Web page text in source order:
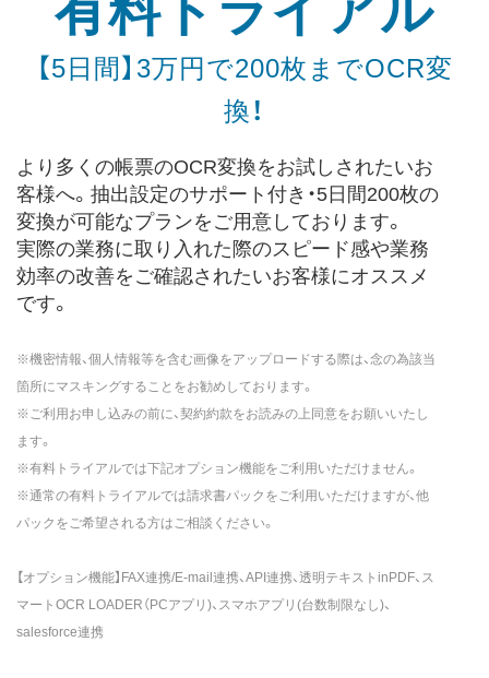
【5日間】3万円で200枚までOCR変
換！
より多くの帳票のOCR変換をお試しされたいお
客様へ。 抽出設定のサポート付き・5日間200枚の
変換が可能なプランをご用意しております。
実際の業務に取り入れた際のスピード感や業務
効率の改善をご確認されたいお客様にオススメ
です。
※機密情報、個人情報等を含む画像をアップロードする際は、念の為該当
箇所にマスキングすることをお勧めしております。
※ご利用お申し込みの前に、契約約款をお読みの上同意をお願いいたし
ます。
※有料トライアルでは下記オプション機能をご利用いただけません。
※通常の有料トライアルでは請求書パックをご利用いただけますが、他
パックをご希望される方はご相談ください。
【オプション機能】FAX連携/E-mail連携、API連携、透明テキストinPDF、ス
マートOCR LOADER（PCアプリ)、スマホアプリ(台数制限なし)、
salesforce連携